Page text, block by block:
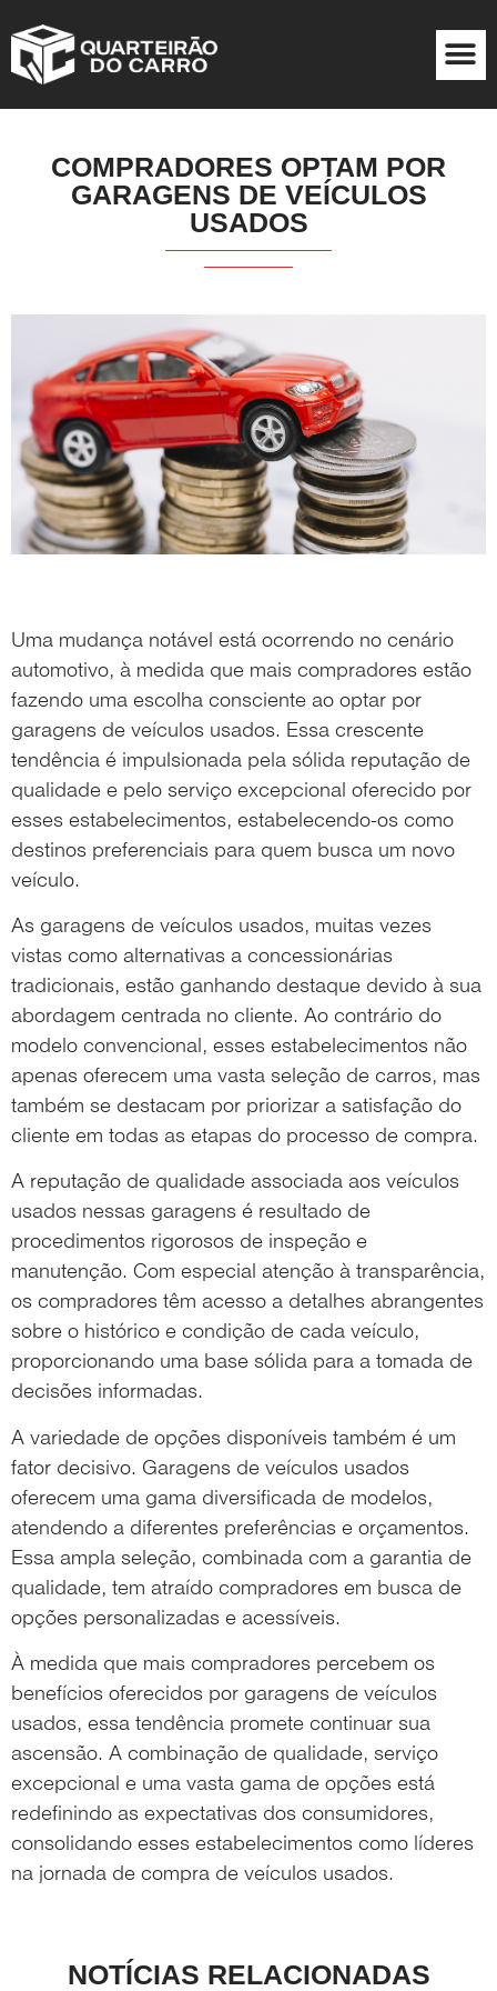
COMPRADORES OPTAM POR
GARAGENS DE VEÍCULOS
USADOS
Uma mudança notável está ocorrendo no cenário
automotivo, à medida que mais compradores estão
fazendo uma escolha consciente ao optar por
garagens de veículos usados. Essa crescente
tendência é impulsionada pela sólida reputação de
qualidade e pelo serviço excepcional oferecido por
esses estabelecimentos, estabelecendo-os como
destinos preferenciais para quem busca um novo
veículo.
As garagens de veículos usados, muitas vezes
vistas como alternativas a concessionárias
tradicionais, estão ganhando destaque devido à sua
abordagem centrada no cliente. Ao contrário do
modelo convencional, esses estabelecimentos não
apenas oferecem uma vasta seleção de carros, mas
também se destacam por priorizar a satisfação do
cliente em todas as etapas do processo de compra.
A reputação de qualidade associada aos veículos
usados nessas garagens é resultado de
procedimentos rigorosos de inspeção e
manutenção. Com especial atenção à transparência,
os compradores têm acesso a detalhes abrangentes
sobre o histórico e condição de cada veículo,
proporcionando uma base sólida para a tomada de
decisões informadas.
A variedade de opções disponíveis também é um
fator decisivo. Garagens de veículos usados
oferecem uma gama diversificada de modelos,
atendendo a diferentes preferências e orçamentos.
Essa ampla seleção, combinada com a garantia de
qualidade, tem atraído compradores em busca de
opções personalizadas e acessíveis.
À medida que mais compradores percebem os
benefícios oferecidos por garagens de veículos
usados, essa tendência promete continuar sua
ascensão. A combinação de qualidade, serviço
excepcional e uma vasta gama de opções está
redefinindo as expectativas dos consumidores,
consolidando esses estabelecimentos como líderes
na jornada de compra de veículos usados.
NOTÍCIAS RELACIONADAS